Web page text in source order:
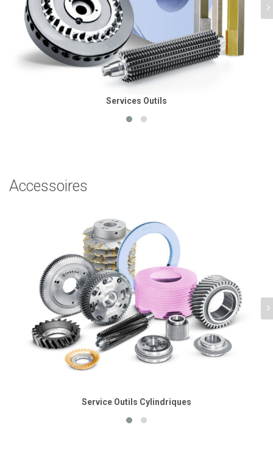
Services Outils
Accessoires
Service Outils Cylindriques